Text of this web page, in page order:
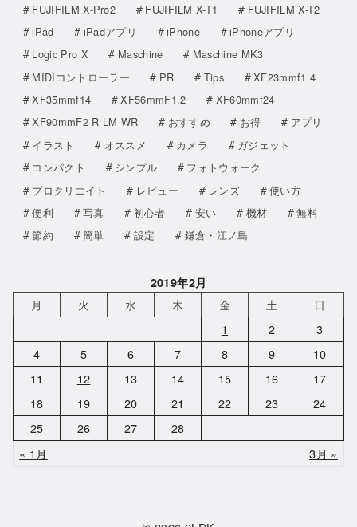
FUJIFILM X-Pro2
FUJIFILM X-T1
FUJIFILM X-T2
iPad
iPadアプリ iPhone
iPhoneアプリ
Logic Pro X
Maschine
Maschine MK3
MIDIコントローラー
PR Tips
XF23mmf1.4
XF35mmf14
XF56mmF1.2
XF60mmf24
XF90mmF2 R LM WR
おすすめ お得
アプリ
イラスト
オススメ カメラ
ガジェット
コンパクト
シンプル
フォトウォーク
プロクリエイト
レビュー レンズ
使い方
便利
写真 初心者 安い 機材
無料
節約
簡単 設定 鎌倉・江ノ島
2019年2月
月 火 水 木 金 土
日
1
2
3
4
5 6 7 8 9
10
11
12 13 14 15 16
17
18
19 20 21 22 23
24
25
26 27
28
« 1月
3月 »